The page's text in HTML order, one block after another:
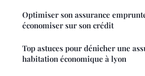
Optimiser son assurance
économiser sur son crédit
Top astuces pour dénicher une
habitation économique à lyon